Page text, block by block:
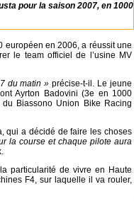
pour la saison 2007, en 1000
européen en 2006, a réussit une
le team officiel de l’usine MV
du matin » précise-t-il. Le jeune
Ayrton Badovini (3e en 1000
Biassono Union Bike Racing
qui a décidé de faire les choses
la course et chaque pilote aura
particularité de vivre en Haute
F4, sur laquelle il va rouler,